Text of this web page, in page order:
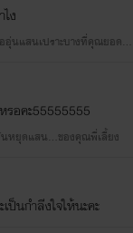
ง
นแสนเปราะบางที่คุณยอดผา
อคะ55555555
หยุดแสน...ของคุณพี่เลี้ยง
ป็นกำลีงใจให้นะคะ